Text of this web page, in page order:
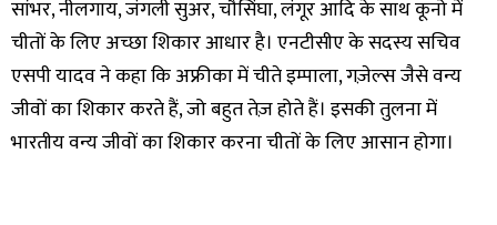
सांभर, नीलगाय, जंगली सुअर, चौसिंघा, लंगूर आदि के साथ कूनो में
चीतों के लिए अच्छा शिकार आधार है। एनटीसीए के सदस्य सचिव
एसपी यादव ने कहा कि अफ्रीका में चीते इम्पाला, गज़ेल्स जैसे वन्य
जीवों का शिकार करते हैं, जो बहुत तेज़ होते हैं। इसकी तुलना में
भारतीय वन्य जीवों का शिकार करना चीतों के लिए आसान होगा।